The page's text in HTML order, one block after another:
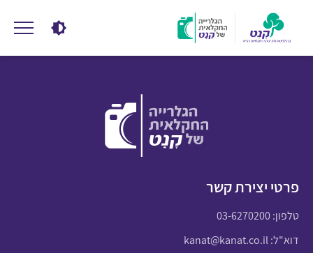
פרטי יצירת קשר
טלפון:03-6270200
דוא"ל:kanat@kanat.co.il